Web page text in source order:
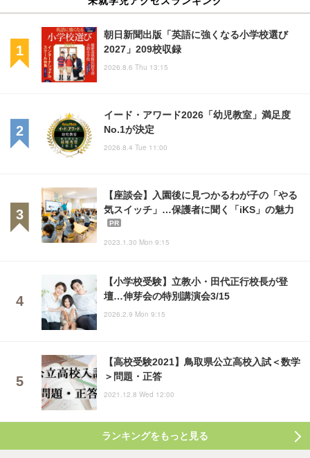
朝日新聞出版「英語に強くなる小学校選び
2027」209校収録
2026.8.6 Thu 13:15
イード・アワード2026「幼児教室」満足度
No.1が決定
2026.8.4 Tue 11:00
【座談会】入園後に見つかるわが子の「やる
気スイッチ」…保護者に聞く「iKS」の魅力
PR
2023.1.30 Mon 9:15
【小学校受験】立教小・田代正行校長が登
壇…伸芽会の特別講演会3/15
2026.2.9 Mon 9:15
【高校受験2021】鳥取県公立高校入試＜数学
＞問題・正答
2021.12.8 Wed 12:00
ランキングをもっと見る